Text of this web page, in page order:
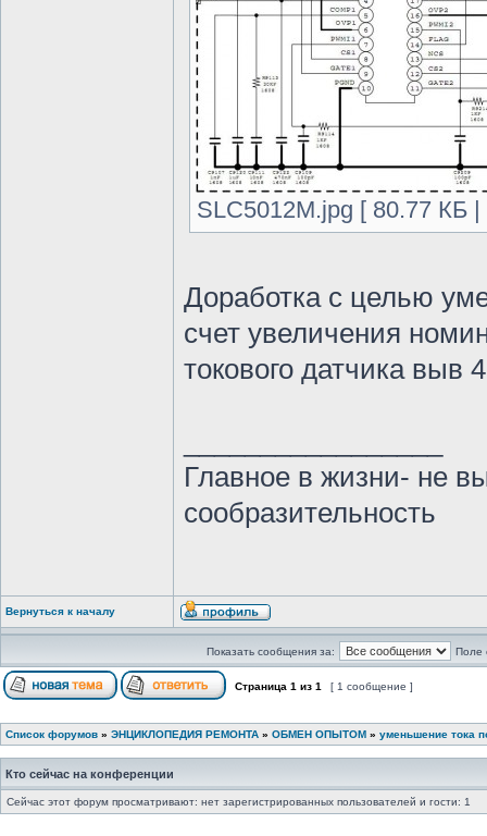
SLC5012M.jpg [ 80.77 КБ
Доработка с целью
счет увеличения
токового датчика выв
Главное в жизни- не
сообразительность
Вернуться к началу
Показать сообщения за: Поле
Страница 1 из 1 [ 1 сообщение ]
Список форумов » ЭНЦИКЛОПЕДИЯ РЕМОНТА » ОБМЕН ОПЫТОМ » уменьшение тока
Кто сейчас на конференции
Сейчас этот форум просматривают: нет зарегистрированных пользователей и гости: 1